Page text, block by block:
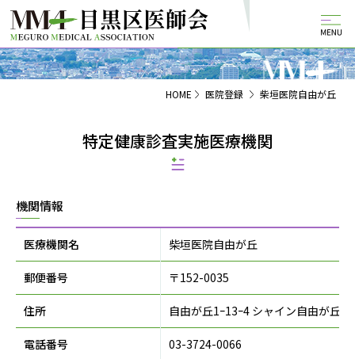
HOME 医院登録 柴垣医院自由が丘
特定健康診査実施医療機関
機関情報
医療機関名 柴垣医院自由が丘
郵便番号 〒152-0035
住所 自由が丘1ｰ13ｰ4 シャイン自由が丘2
電話番号 03-3724-0066